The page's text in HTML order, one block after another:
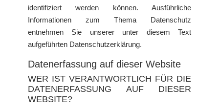
identifiziert werden können. Ausführliche
Informationen zum Thema Datenschutz
entnehmen Sie unserer unter diesem Text
aufgeführten Datenschutzerklärung.
Datenerfassung auf dieser Website
WER IST VERANTWORTLICH FÜR DIE
DATENERFASSUNG AUF DIESER
WEBSITE?